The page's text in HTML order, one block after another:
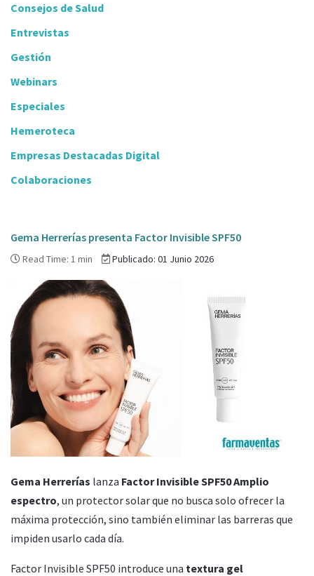
Consejos de Salud
Entrevistas
Gestión
Webinars
Especiales
Hemeroteca
Empresas Destacadas Digital
Colaboraciones
Gema Herrerías presenta Factor Invisible SPF50
Read Time: 1 min Publicado: 01 Junio 2026
Gema Herrerías lanza Factor Invisible SPF50 Amplio
espectro, un protector solar que no busca solo ofrecer la
máxima protección, sino también eliminar las barreras que
impiden usarlo cada día.
Factor Invisible SPF50 introduce una textura gel